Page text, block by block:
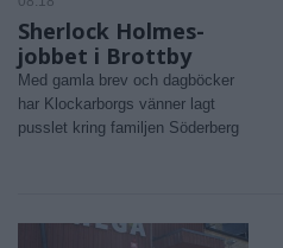
Sherlock Holmes-
jobbet i Brottby
Med gamla brev och dagböcker
har Klockarborgs vänner lagt
pusslet kring familjen Söderberg